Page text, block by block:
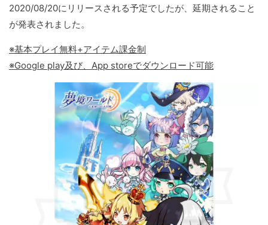
2020/08/20にリリースされる予定でしたが、延期されること
が発表されました。
※基本プレイ無料+アイテム課金制
※Google play及び、App storeでダウンロード可能